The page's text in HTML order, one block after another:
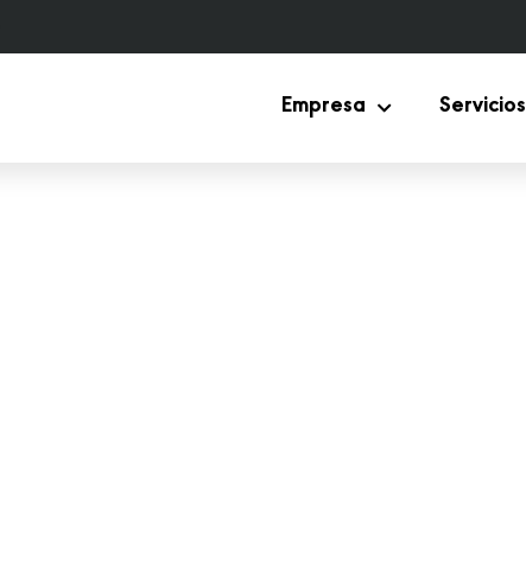
Empresa Servicios